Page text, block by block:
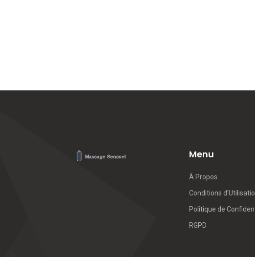
Menu
À Propos
Conditions
Politique de
RGPD